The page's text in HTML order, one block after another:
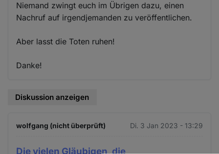
Niemand zwingt euch im Übrigen dazu, einen
Nachruf auf irgendjemanden zu veröffentlichen.
Aber lasst die Toten ruhen!
Danke!
Diskussion anzeigen
wolfgang (nicht überprüft) Di. 3 Jan 2023 - 13:29
Die vielen Gläubigen, die